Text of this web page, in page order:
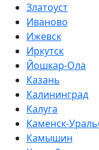
Златоуст
Иваново
Ижевск
Иркутск
Йошкар-Ола
Казань
Калининград
Калуга
Каменск-
Камышин